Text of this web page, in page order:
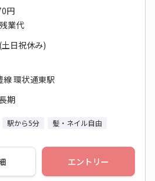
円
業代
日祝休み)
環状通東駅
期
駅から5分 髪・ネイル自由
エントリー